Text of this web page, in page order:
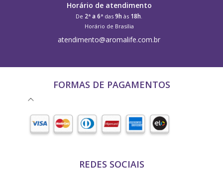
Horário de atendimento
De 2ª a 6ª das 9h às 18h.
Horário de Brasília
atendimento@aromalife.com.br
FORMAS DE PAGAMENTOS
REDES SOCIAIS